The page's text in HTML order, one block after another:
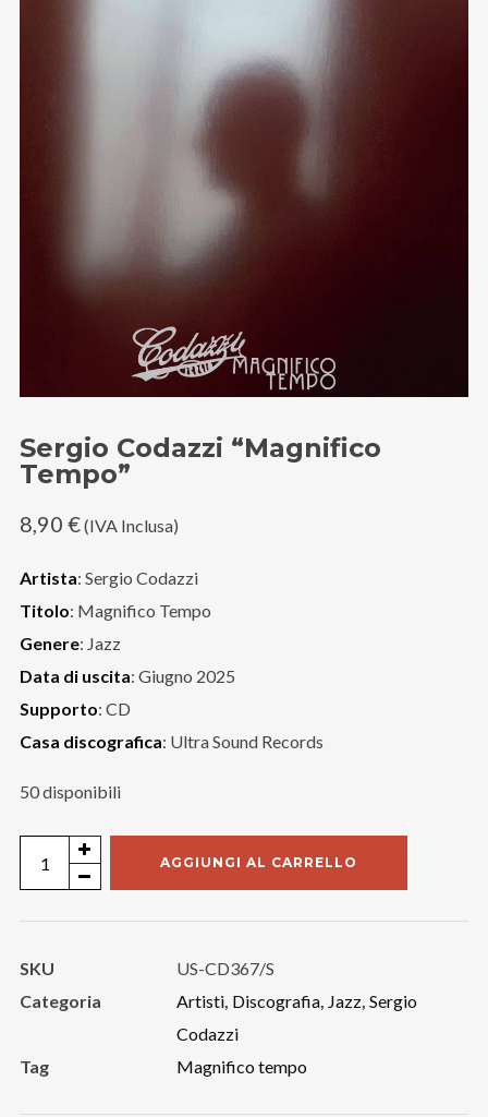
stefano.bertolotti@ultrasoundrecords.eu
Cellulare:
335 6835448
Seguici sui nostri Social
Sergio Codazzi “Magnifico
Tempo”
8,90 €(IVA Inclusa)
Artista: Sergio Codazzi
Titolo: Magnifico Tempo
Genere: Jazz
Data di uscita: Giugno 2025
Supporto: CD
Casa discografica: Ultra Sound Records
50 disponibili
Codazzi
"Magnifico
quantità
AGGIUNGI AL CARRELLO
SKU
US-CD367/S
Categoria
Artisti, Discografia, Jazz, Sergio
Codazzi
Tag
Magnifico tempo